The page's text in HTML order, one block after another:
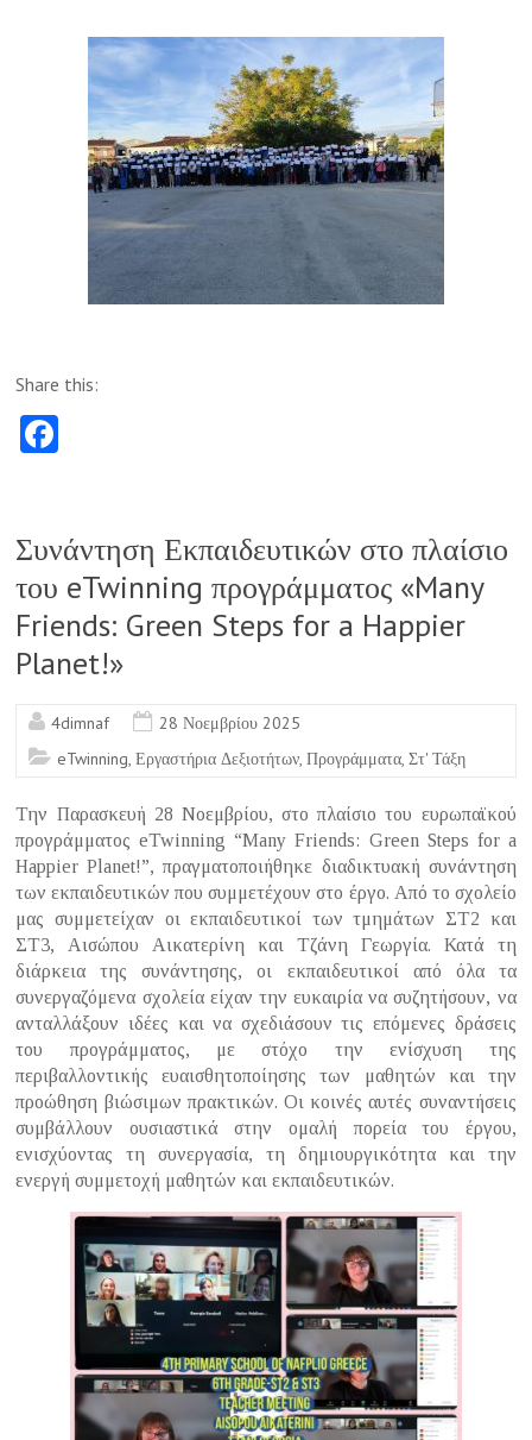
Share this:
o
o
k
Συνάντηση Εκπαιδευτικών στο πλαίσιο
του eTwinning προγράμματος «Many
Friends: Green Steps for a Happier
Planet!»
4dimnaf
28 Νοεμβρίου 2025
eTwinning,Εργαστήρια Δεξιοτήτων,Προγράμματα,Στ' Τάξη
Την Παρασκευή 28 Νοεμβρίου, στο πλαίσιο του ευρωπαϊκού
προγράμματος eTwinning “Many Friends: Green Steps for a
Happier Planet!”, πραγματοποιήθηκε διαδικτυακή συνάντηση
των εκπαιδευτικών που συμμετέχουν στο έργο. Από το σχολείο
μας συμμετείχαν οι εκπαιδευτικοί των τμημάτων ΣΤ2 και
ΣΤ3, Αισώπου Αικατερίνη και Τζάνη Γεωργία. Κατά τη
διάρκεια της συνάντησης, οι εκπαιδευτικοί από όλα τα
συνεργαζόμενα σχολεία είχαν την ευκαιρία να συζητήσουν, να
ανταλλάξουν ιδέες και να σχεδιάσουν τις επόμενες δράσεις
του προγράμματος, με στόχο την ενίσχυση της
περιβαλλοντικής ευαισθητοποίησης των μαθητών και την
προώθηση βιώσιμων πρακτικών. Οι κοινές αυτές συναντήσεις
συμβάλλουν ουσιαστικά στην ομαλή πορεία του έργου,
ενισχύοντας τη συνεργασία, τη δημιουργικότητα και την
ενεργή συμμετοχή μαθητών και εκπαιδευτικών.